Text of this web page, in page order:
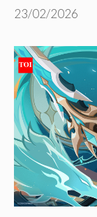
23/02/2026